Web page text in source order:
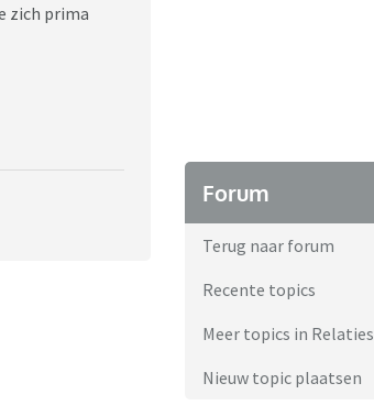
zich prima
Forum
Terug naar forum
Recente topics
Meer topics in Relaties
Nieuw topic plaatsen